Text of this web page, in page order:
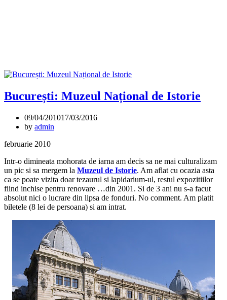
București: Muzeul Național de Istorie
09/04/201017/03/2016
by admin
februarie 2010
Intr-o dimineata mohorata de iarna am decis sa ne mai culturalizam
un pic si sa mergem la Muzeul de Istorie. Am aflat cu ocazia asta
ca se poate vizita doar tezaurul si lapidarium-ul, restul expozitiilor
fiind inchise pentru renovare …din 2001. Si de 3 ani nu s-a facut
absolut nici o lucrare din lipsa de fonduri. No comment. Am platit
biletele (8 lei de persoana) si am intrat.